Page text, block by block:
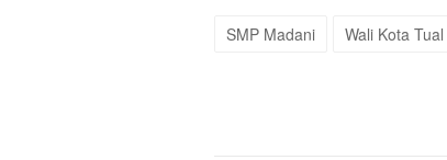
SMP Madani Wali Kota Tual